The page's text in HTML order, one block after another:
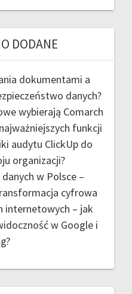
DODANE
dokumentami a
danych?
wybierają Comarch
funkcji
audytu ClickUp do
organizacji?
w Polsce –
cyfrowa
internetowych – jak
w Google i